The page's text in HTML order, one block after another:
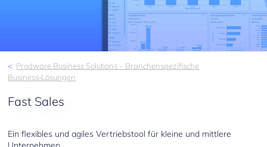
Wholesale & Distribution
Distribution for Business Central
Payment Collection
Prodware Business Solutions – Branchenspezifische
Business‑Lösungen
Fast Sales
Ein flexibles und agiles Vertriebstool für kleine und mittlere